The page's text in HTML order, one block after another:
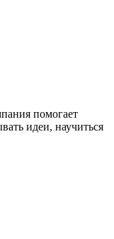
помогает
идеи, научиться